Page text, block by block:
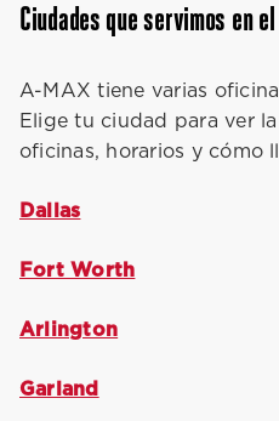
Ciudades que servimos en
A-MAX tiene varias
Elige tu ciudad para ver
oficinas, horarios y cómo
Dallas
Fort Worth
Arlington
Garland